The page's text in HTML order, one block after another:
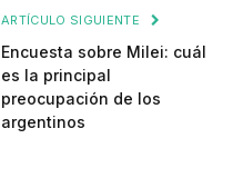
ARTÍCULO SIGUIENTE
Encuesta sobre Milei: cuál
es la principal
preocupación de los
argentinos